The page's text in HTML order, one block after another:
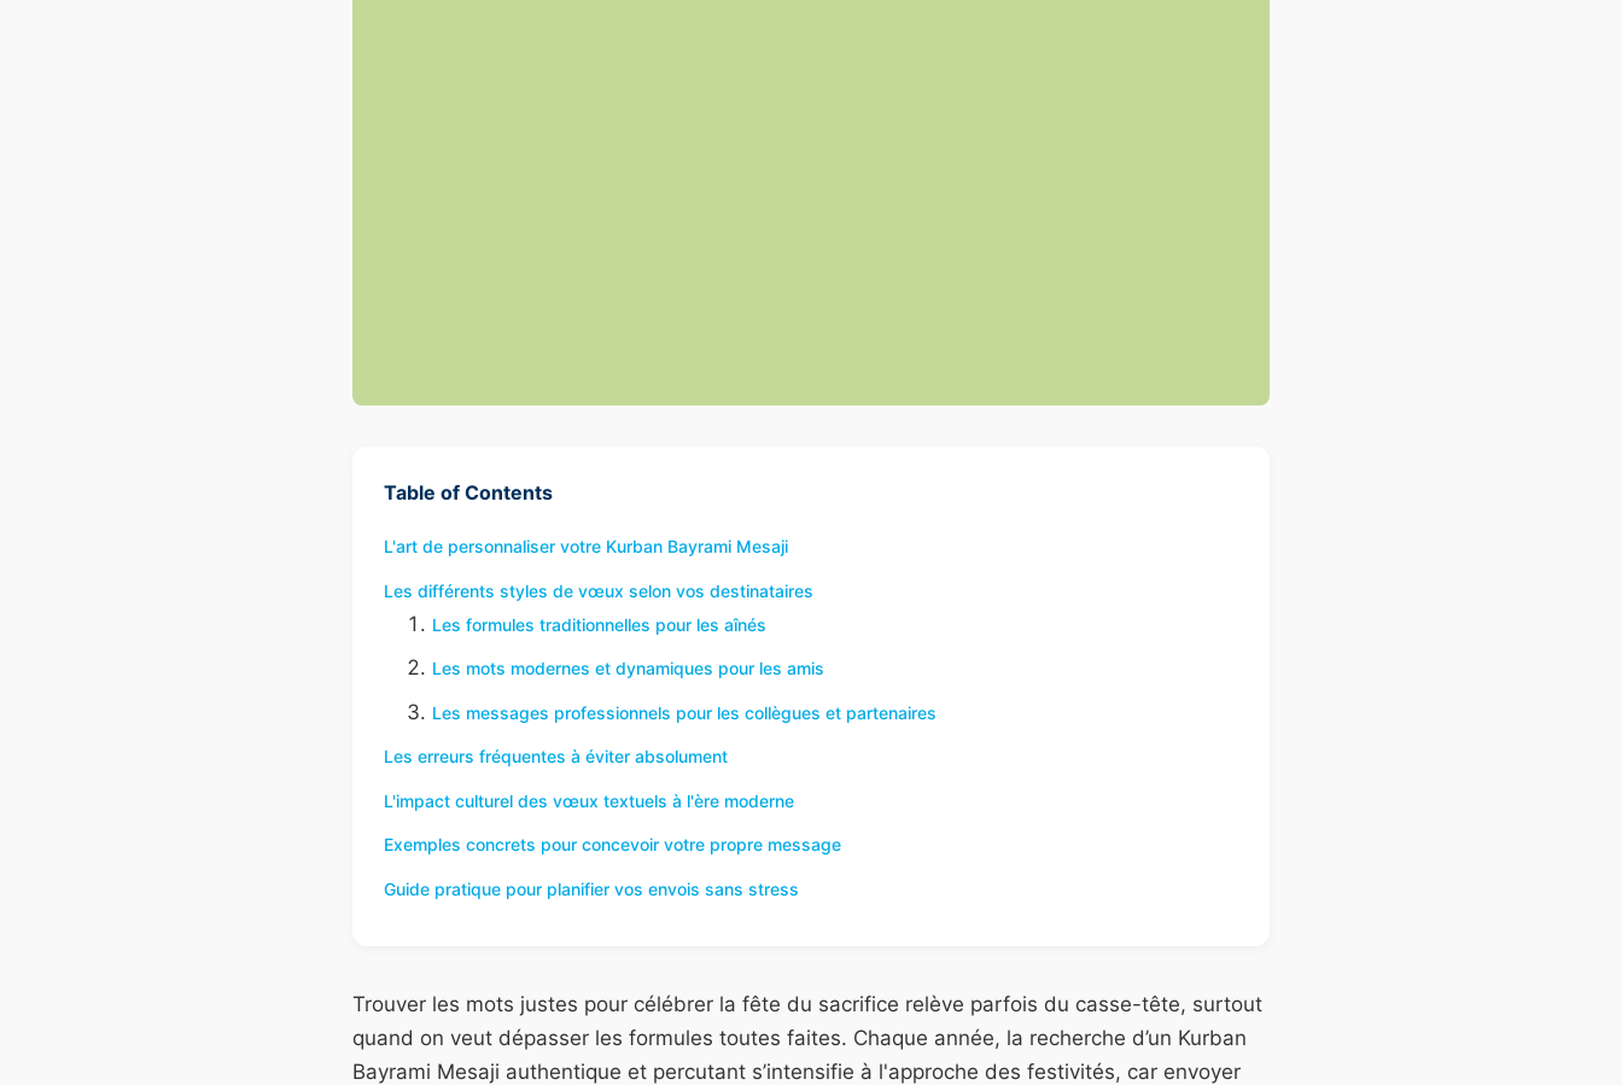
Table of Contents
L'art de personnaliser votre Kurban Bayrami Mesaji
Les différents styles de vœux selon vos destinataires
Les formules traditionnelles pour les aînés
Les mots modernes et dynamiques pour les amis
Les messages professionnels pour les collègues et partenaires
Les erreurs fréquentes à éviter absolument
L'impact culturel des vœux textuels à l'ère moderne
Exemples concrets pour concevoir votre propre message
Guide pratique pour planifier vos envois sans stress
Trouver les mots justes pour célébrer la fête du sacrifice relève parfois du casse-tête, surtout
quand on veut dépasser les formules toutes faites. Chaque année, la recherche d’un Kurban
Bayrami Mesaji authentique et percutant s’intensifie à l'approche des festivités, car envoyer